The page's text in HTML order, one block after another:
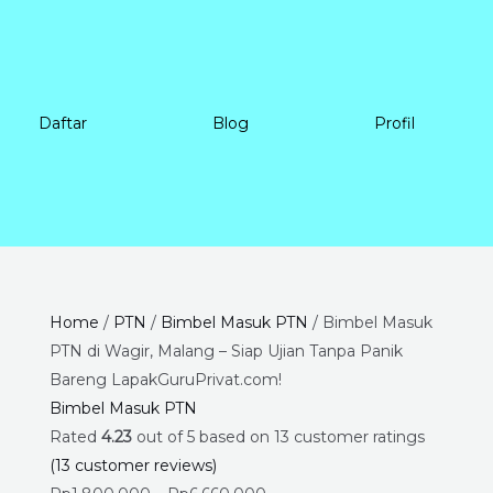
Daftar Blog Profil
Home / PTN / Bimbel Masuk PTN / Bimbel Masuk
PTN di Wagir, Malang – Siap Ujian Tanpa Panik
Bareng LapakGuruPrivat.com!
Bimbel Masuk PTN
Rated 4.23out of 5 based on 13 customer ratings
(13 customer reviews)
Price
range:
Rp1.800.000
Rp6.660.000
Bimbel
Masuk
PTN
di
Wagir,
Malang